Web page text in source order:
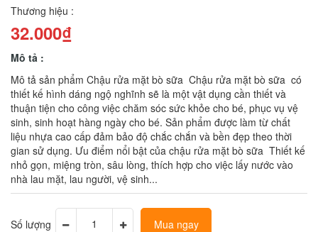
Thương hiệu :
32.000₫
Mô tả :
Mô tả sản phẩm Chậu rửa mặt bò sữa Chậu rửa mặt bò sữa có
thiết kế hình dáng ngộ nghĩnh sẽ là một vật dụng cần thiết và
thuận tiện cho công việc chăm sóc sức khỏe cho bé, phục vụ vệ
sinh, sinh hoạt hàng ngày cho bé. Sản phẩm được làm từ chất
liệu nhựa cao cấp đảm bảo độ chắc chắn và bền đẹp theo thời
gian sử dụng. Ưu điểm nổi bật của chậu rửa mặt bò sữa Thiết kế
nhỏ gọn, miệng tròn, sâu lòng, thích hợp cho việc lấy nước vào
nhà lau mặt, lau người, vệ sinh...
Số lượng Mua ngay